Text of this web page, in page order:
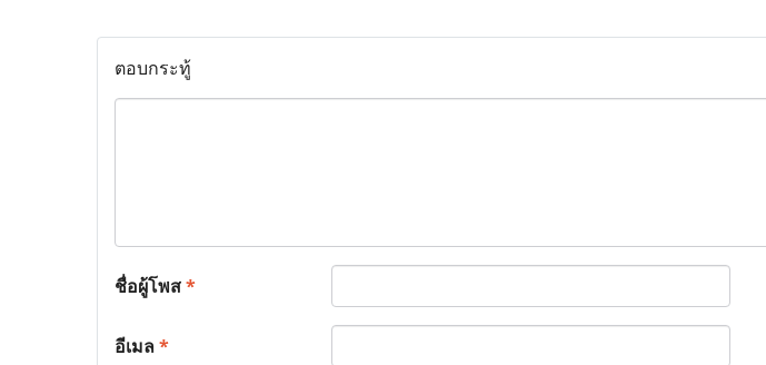
ตอบกระทู้
ชื่อผู้โพส*
อีเมล*